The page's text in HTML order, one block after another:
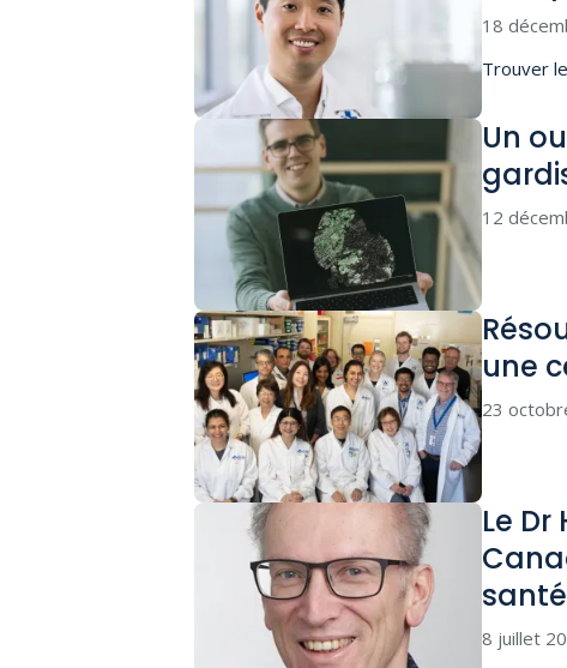
18
Trouver
Un
12
une
23
Le
santé
8 juillet